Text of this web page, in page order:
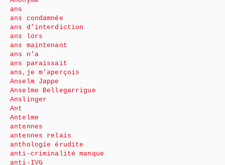
ans
ans condamnée
ans d’interdiction
ans lors
ans maintenant
ans n’a
ans paraissait
ans,je m’aperçois
Anselm Jappe
Anselme Bellegarrigue
Anslinger
Ant
Antelme
antennes
antennes relais
anthologie érudite
anti-criminalité manque
anti-IVG